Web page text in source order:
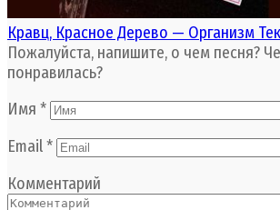
Кравц, Красное Дерево — Организм
Пожалуйста, напишите, о чем песня?
понравилась?
Имя *
Email*
Комментарий